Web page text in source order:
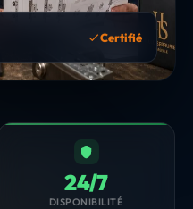
Certifié
24/7
DISPONIBILITÉ